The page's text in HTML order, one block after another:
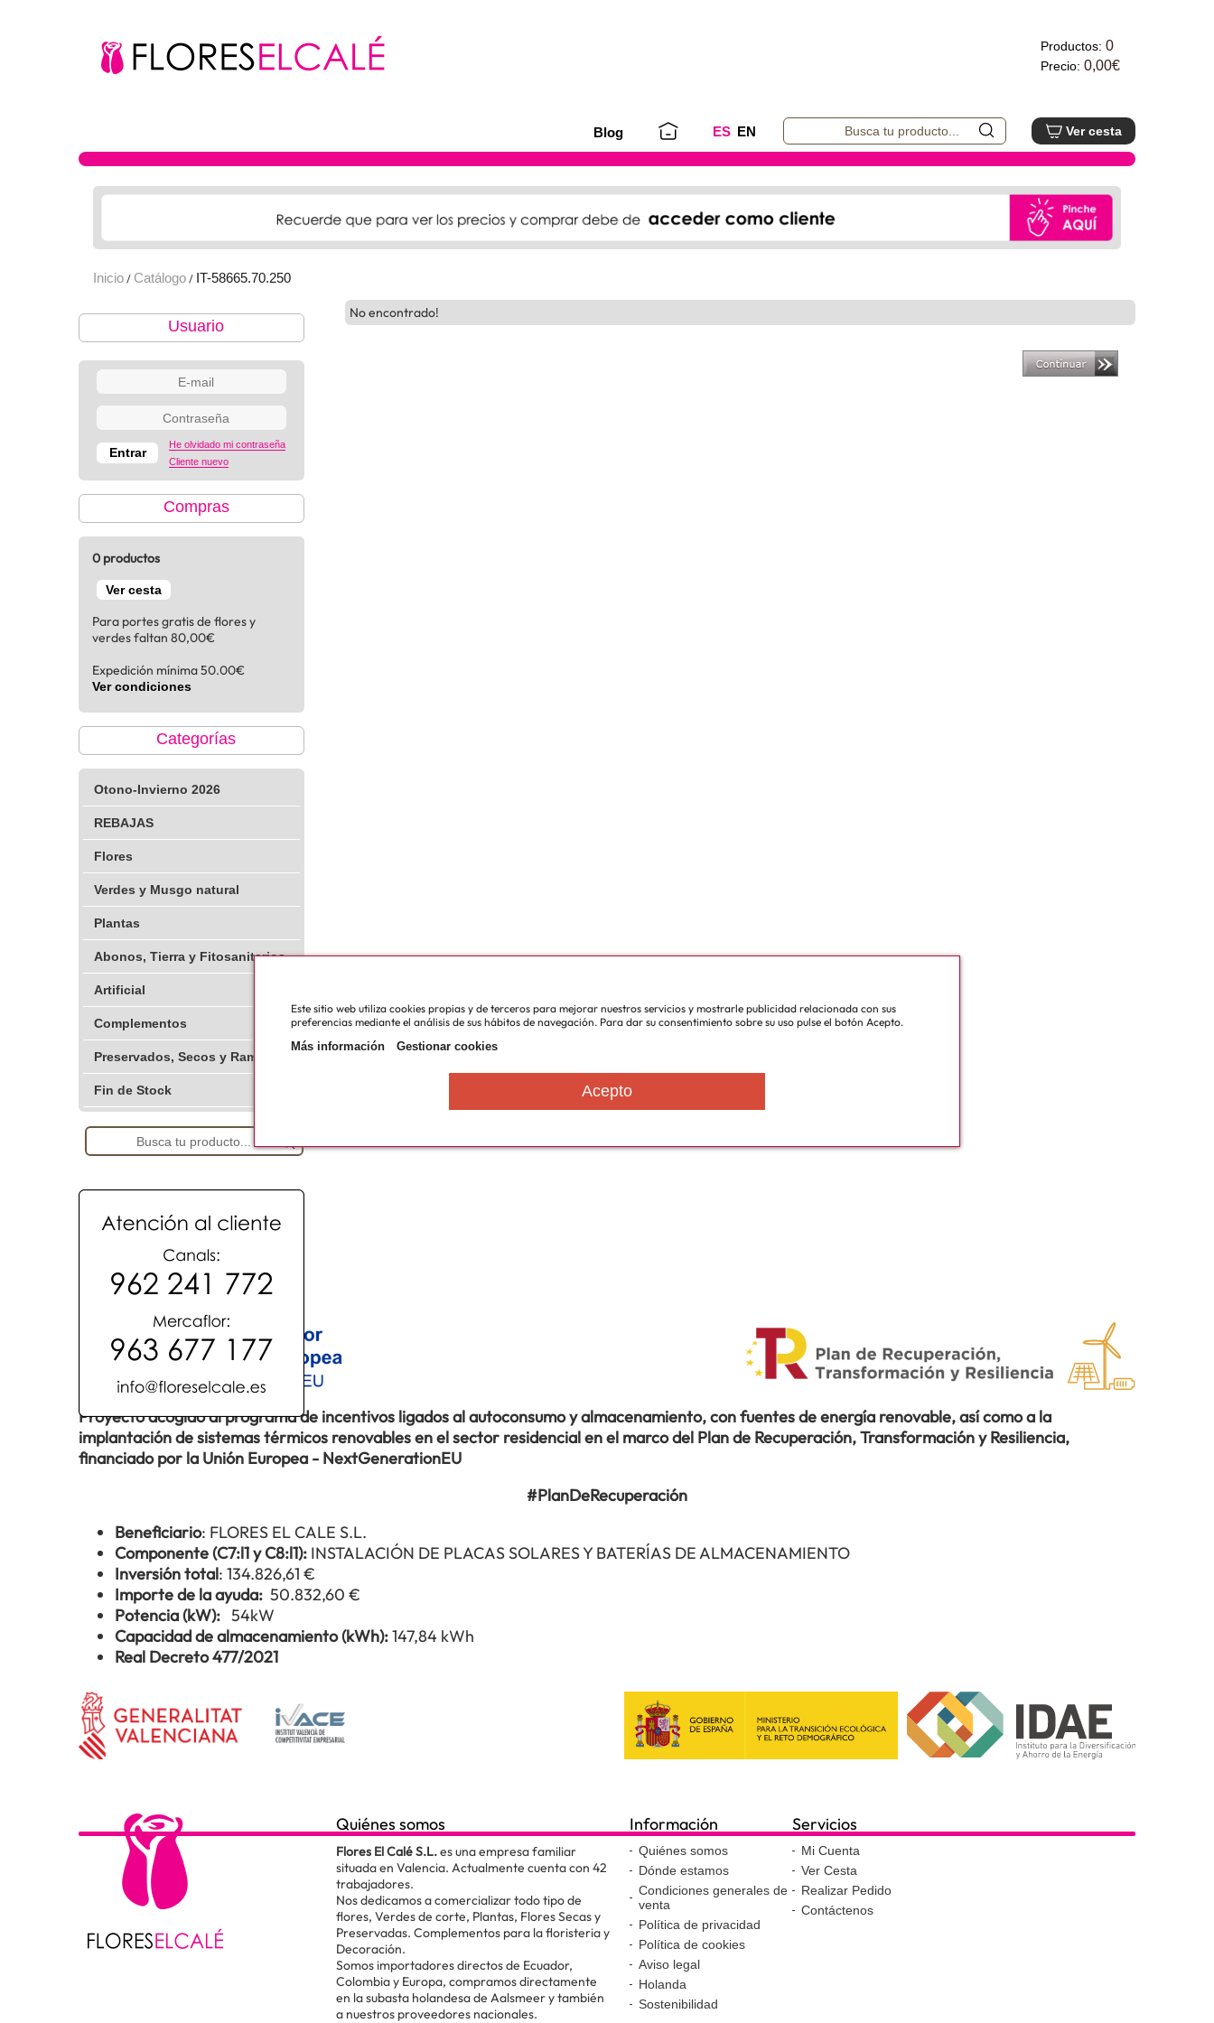
Productos: 0
Precio: 0,00€
Blog ES EN Ver cesta
Inicio / Catálogo / IT-58665.70.250
Usuario
He olvidado mi contraseña
Cliente nuevo
Compras
0 productos
Ver cesta
Para portes gratis de flores y
verdes faltan 80,00€
Expedición mínima 50.00€
Ver condiciones
Categorías
Otono-Invierno 2026
REBAJAS
Flores
Verdes y Musgo natural
Plantas
Abonos, Tierra y Fitosanitarios
Artificial
Complementos
Preservados, Secos y Ramajes
Fin de Stock
No encontrado!
Proyecto acogido al programa de incentivos ligados al autoconsumo y almacenamiento, con fuentes de energía renovable, así como a la
implantación de sistemas térmicos renovables en el sector residencial en el marco del Plan de Recuperación, Transformación y Resiliencia,
financiado por la Unión Europea - NextGenerationEU
#PlanDeRecuperación
Beneficiario: FLORES EL CALE S.L.
Componente (C7:l1 y C8:l1): INSTALACIÓN DE PLACAS SOLARES Y BATERÍAS DE ALMACENAMIENTO
Inversión total: 134.826,61 €
Importe de la ayuda: 50.832,60 €
Potencia (kW): 54kW
Capacidad de almacenamiento (kWh):147,84 kWh
Real Decreto 477/2021
Quiénes somos
Flores El Calé S.L.es una empresa familiar
situada en Valencia. Actualmente cuenta con 42
trabajadores.
Nos dedicamos a comercializar todo tipo de
flores, Verdes de corte, Plantas, Flores Secas y
Preservadas. Complementos para la floristeria y
Decoración.
Somos importadores directos de Ecuador,
Colombia y Europa, compramos directamente
en la subasta holandesa de Aalsmeer y también
a nuestros proveedores nacionales.
Información
Quiénes somos
Dónde estamos
Condiciones generales de
venta
Política de privacidad
Política de cookies
Aviso legal
Holanda
Sostenibilidad
Servicios
Mi Cuenta
Ver Cesta
Realizar Pedido
Contáctenos
Este sitio web utiliza cookies propias y de terceros para mejorar nuestros servicios y mostrarle publicidad relacionada con sus
preferencias mediante el análisis de sus hábitos de navegación. Para dar su consentimiento sobre su uso pulse el botón Acepto.
Más información
Gestionar cookies